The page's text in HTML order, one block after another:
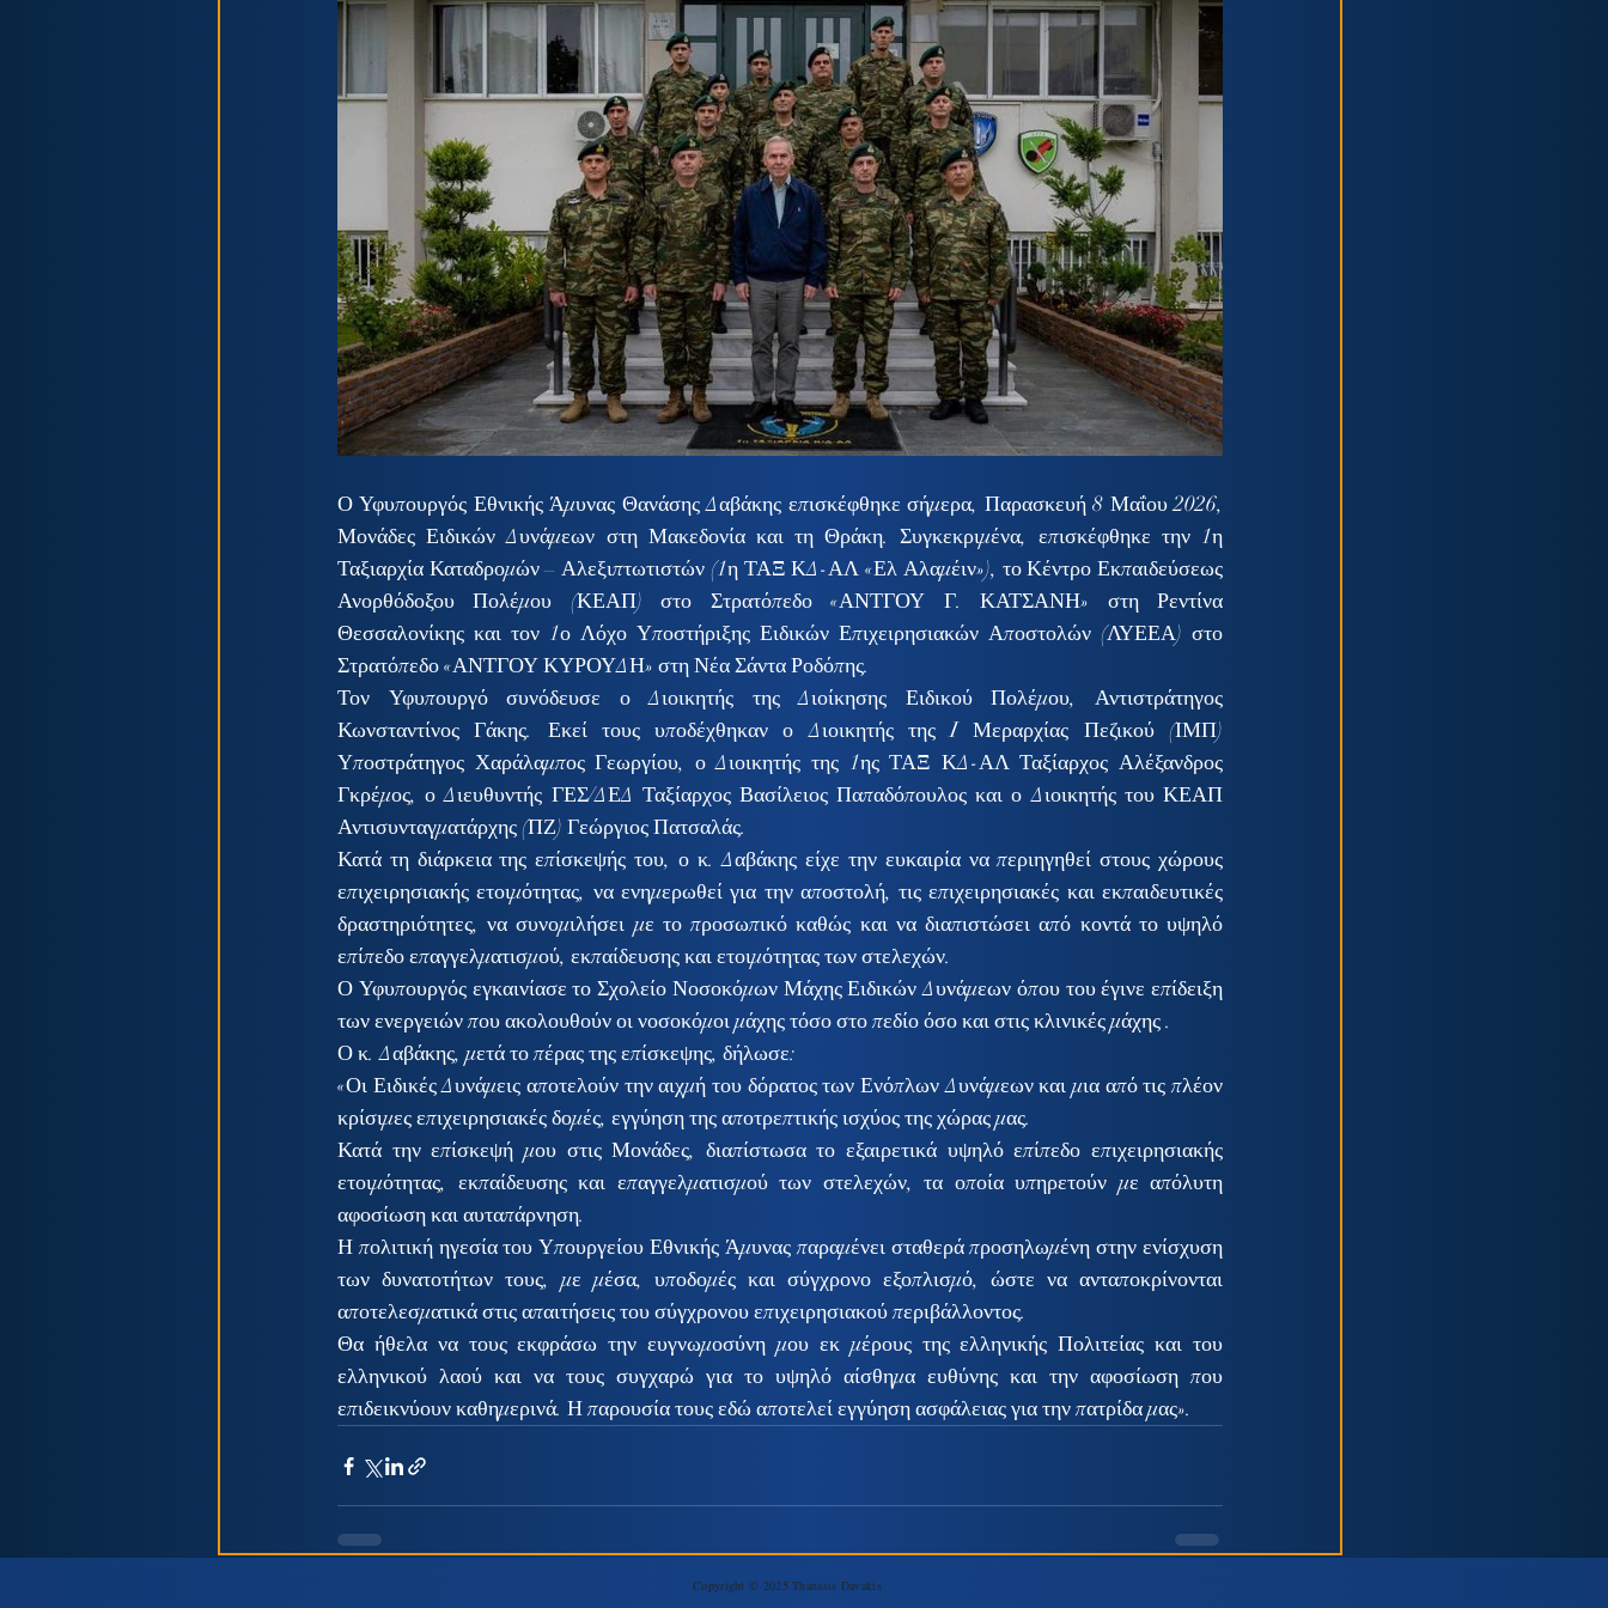
Ο Υφυπουργός Εθνικής Άμυνας Θανάσης Δαβάκης επισκέφθηκε σήμερα, Παρασκευή 8 Μαΐου 2026,
Μονάδες Ειδικών Δυνάμεων στη Μακεδονία και τη Θράκη. Συγκεκριμένα, επισκέφθηκε την 1η
Ταξιαρχία Καταδρομών – Αλεξιπτωτιστών (1η ΤΑΞ ΚΔ-ΑΛ «Ελ Αλαμέιν»), το Κέντρο Εκπαιδεύσεως
Ανορθόδοξου Πολέμου (ΚΕΑΠ) στο Στρατόπεδο «ΑΝΤΓΟΥ Γ. ΚΑΤΣΑΝΗ» στη Ρεντίνα
Θεσσαλονίκης και τον 1ο Λόχο Υποστήριξης Ειδικών Επιχειρησιακών Αποστολών (ΛΥΕΕΑ) στο
Στρατόπεδο «ΑΝΤΓΟΥ ΚΥΡΟΥΔΗ» στη Νέα Σάντα Ροδόπης.
Τον Υφυπουργό συνόδευσε ο Διοικητής της Διοίκησης Ειδικού Πολέμου, Αντιστράτηγος
Κωνσταντίνος Γάκης. Εκεί τους υποδέχθηκαν ο Διοικητής της I Μεραρχίας Πεζικού (ΙΜΠ)
Υποστράτηγος Χαράλαμπος Γεωργίου, ο Διοικητής της 1ης ΤΑΞ ΚΔ-ΑΛ Ταξίαρχος Αλέξανδρος
Γκρέμος, ο Διευθυντής ΓΕΣ/ΔΕΔ Ταξίαρχος Βασίλειος Παπαδόπουλος και ο Διοικητής του ΚΕΑΠ
Αντισυνταγματάρχης (ΠΖ) Γεώργιος Πατσαλάς.
Κατά τη διάρκεια της επίσκεψής του, ο κ. Δαβάκης είχε την ευκαιρία να περιηγηθεί στους χώρους
επιχειρησιακής ετοιμότητας, να ενημερωθεί για την αποστολή, τις επιχειρησιακές και εκπαιδευτικές
δραστηριότητες, να συνομιλήσει με το προσωπικό καθώς και να διαπιστώσει από κοντά το υψηλό
επίπεδο επαγγελματισμού, εκπαίδευσης και ετοιμότητας των στελεχών.
Ο Υφυπουργός εγκαινίασε το Σχολείο Νοσοκόμων Μάχης Ειδικών Δυνάμεων όπου του έγινε επίδειξη
των ενεργειών που ακολουθούν οι νοσοκόμοι μάχης τόσο στο πεδίο όσο και στις κλινικές μάχης .
Ο κ. Δαβάκης, μετά το πέρας της επίσκεψης, δήλωσε:
«Οι Ειδικές Δυνάμεις αποτελούν την αιχμή του δόρατος των Ενόπλων Δυνάμεων και μια από τις πλέον
κρίσιμες επιχειρησιακές δομές, εγγύηση της αποτρεπτικής ισχύος της χώρας μας.
Κατά την επίσκεψή μου στις Μονάδες, διαπίστωσα το εξαιρετικά υψηλό επίπεδο επιχειρησιακής
ετοιμότητας, εκπαίδευσης και επαγγελματισμού των στελεχών, τα οποία υπηρετούν με απόλυτη
αφοσίωση και αυταπάρνηση.
Η πολιτική ηγεσία του Υπουργείου Εθνικής Άμυνας παραμένει σταθερά προσηλωμένη στην ενίσχυση
των δυνατοτήτων τους, με μέσα, υποδομές και σύγχρονο εξοπλισμό, ώστε να ανταποκρίνονται
αποτελεσματικά στις απαιτήσεις του σύγχρονου επιχειρησιακού περιβάλλοντος.
Θα ήθελα να τους εκφράσω την ευγνωμοσύνη μου εκ μέρους της ελληνικής Πολιτείας και του
ελληνικού λαού και να τους συγχαρώ για το υψηλό αίσθημα ευθύνης και την αφοσίωση που
επιδεικνύουν καθημερινά. Η παρουσία τους εδώ αποτελεί εγγύηση ασφάλειας για την πατρίδα μας».
Copyright © 2025 Thanasis Davakis